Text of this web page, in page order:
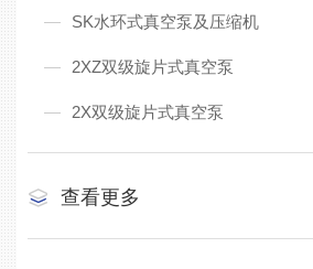
SK水环式真空泵及压缩机
2XZ双级旋片式真空泵
2X双级旋片式真空泵
查看更多